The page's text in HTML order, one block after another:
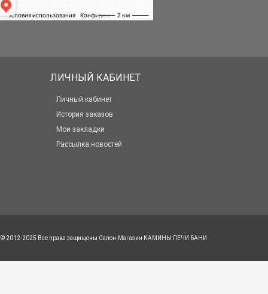
ЛИЧНЫЙ КАБИНЕТ
Личный кабинет
История заказов
Мои закладки
Рассылка новостей
© 2012-2025 Все права защищены Салон-Магазин КАМИНЫ ПЕЧИ БАНИ
Менеджер сайта